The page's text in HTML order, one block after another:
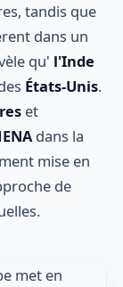
tandis que
dans un
qu' l'Inde
États-Unis.
et
dans la
mise en
de